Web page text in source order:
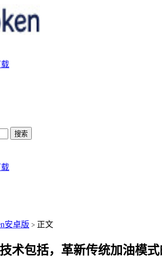
搜索
安卓版 > 正文
术包括，革新传统加油模